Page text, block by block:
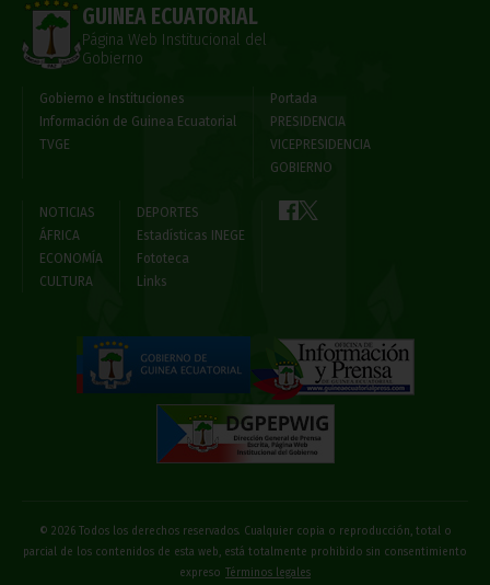
GUINEA ECUATORIAL
Página Web Institucional del
Gobierno
Gobierno e Instituciones
Información de Guinea Ecuatorial
TVGE
Portada
PRESIDENCIA
VICEPRESIDENCIA
GOBIERNO
NOTICIAS
ÁFRICA
ECONOMÍA
CULTURA
DEPORTES
Estadísticas INEGE
Fototeca
Links
© 2026 Todos los derechos reservados. Cualquier copia o reproducción, total o
parcial de los contenidos de esta web, está totalmente prohibido sin consentimiento
expreso
Términos legales